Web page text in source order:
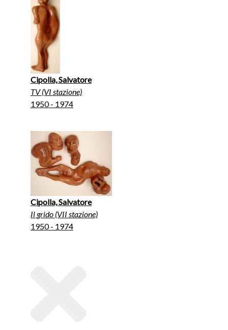
Cipolla, Salvatore
TV (VI stazione)
1950 - 1974
Cipolla, Salvatore
Il grido (VII stazione)
1950 - 1974